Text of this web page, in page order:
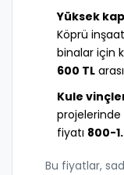
Yüksek
Köprü
binalar için
600 TL
Kule
projelerinde
fiyatı 800-
Bu fiyatlar,